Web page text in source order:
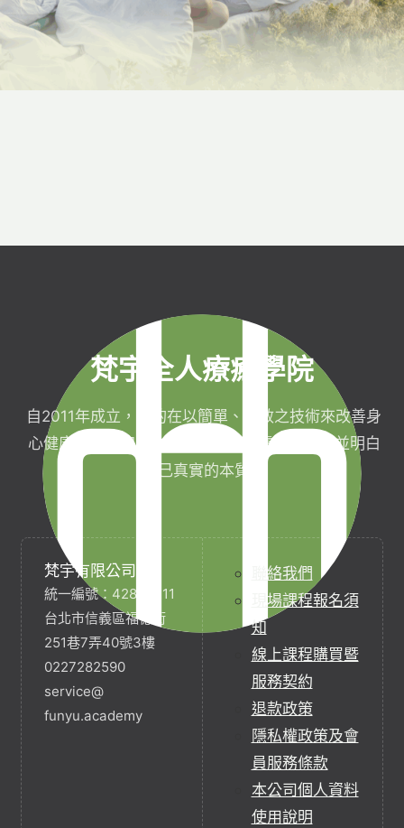
梵宇全人療癒學院
自2011年成立，目的在以簡單、有效之技術來改善身
心健康，協助完成生命目標與實現靈性生活，並明白
自己真實的本質。
梵宇有限公司
統一編號：42854211
台北市信義區福德街
251巷7弄40號3樓
0227282590
service@
funyu.academy
聯絡我們
現場課程報名須
知
線上課程購買暨
服務契約
退款政策
隱私權政策及會
員服務條款
本公司個人資料
使用說明